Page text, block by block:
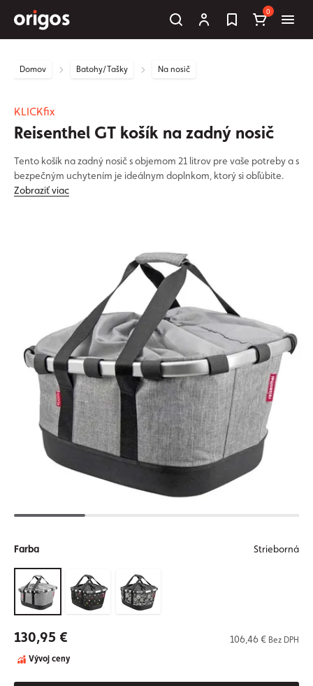
0
Domov Batohy/Tašky Na nosič
KLICKfix
Reisenthel GT košík na zadný nosič
Tento košík na zadný nosič s objemom 21 litrov pre vaše potreby a s
bezpečným uchytením je ideálnym doplnkom, ktorý si obľúbite.
Zobraziť viac
Farba Strieborná
130,95 € 106,46 € Bez DPH
Vývoj ceny